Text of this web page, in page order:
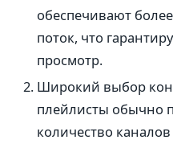
обеспечивают
поток, что
просмотр.
Широкий выбор
плейлисты обычно
количество